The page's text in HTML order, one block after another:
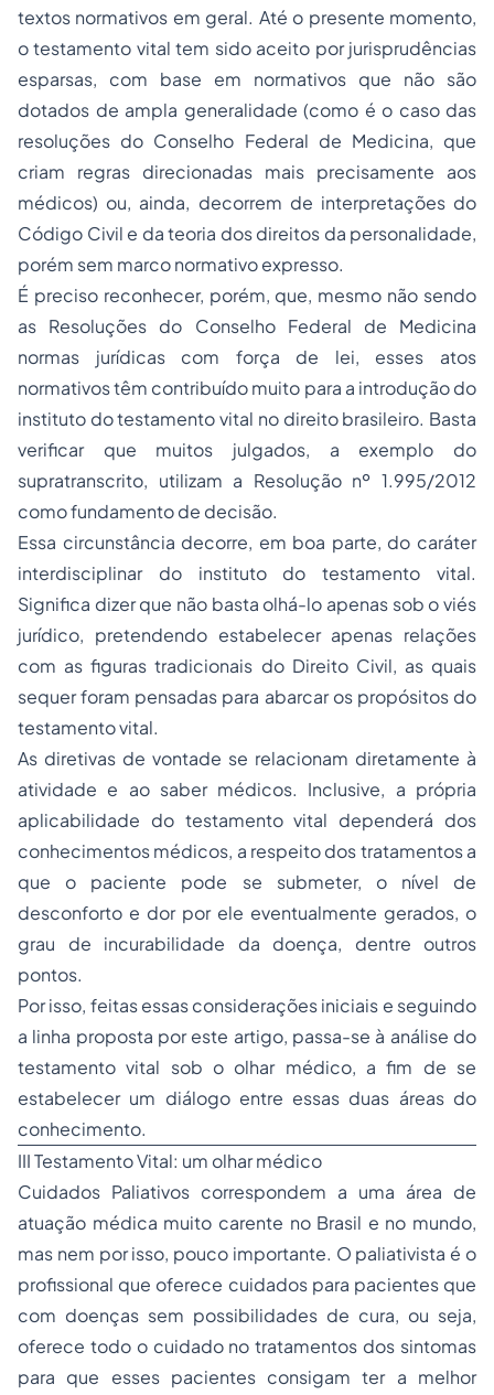
textos normativos em geral. Até o presente momento,
o testamento vital tem sido aceito por jurisprudências
esparsas, com base em normativos que não são
dotados de ampla generalidade (como é o caso das
resoluções do Conselho Federal de Medicina, que
criam regras direcionadas mais precisamente aos
médicos) ou, ainda, decorrem de interpretações do
Código Civil e da teoria dos direitos da personalidade,
porém sem marco normativo expresso.
É preciso reconhecer, porém, que, mesmo não sendo
as Resoluções do Conselho Federal de Medicina
normas jurídicas com força de lei, esses atos
normativos têm contribuído muito para a introdução do
instituto do testamento vital no direito brasileiro. Basta
verificar que muitos julgados, a exemplo do
supratranscrito, utilizam a Resolução nº 1.995/2012
como fundamento de decisão.
Essa circunstância decorre, em boa parte, do caráter
interdisciplinar do instituto do testamento vital.
Significa dizer que não basta olhá-lo apenas sob o viés
jurídico, pretendendo estabelecer apenas relações
com as figuras tradicionais do Direito Civil, as quais
sequer foram pensadas para abarcar os propósitos do
testamento vital.
As diretivas de vontade se relacionam diretamente à
atividade e ao saber médicos. Inclusive, a própria
aplicabilidade do testamento vital dependerá dos
conhecimentos médicos, a respeito dos tratamentos a
que o paciente pode se submeter, o nível de
desconforto e dor por ele eventualmente gerados, o
grau de incurabilidade da doença, dentre outros
pontos.
Por isso, feitas essas considerações iniciais e seguindo
a linha proposta por este artigo, passa-se à análise do
testamento vital sob o olhar médico, a fim de se
estabelecer um diálogo entre essas duas áreas do
conhecimento.
III Testamento Vital: um olhar médico
Cuidados Paliativos correspondem a uma área de
atuação médica muito carente no Brasil e no mundo,
mas nem por isso, pouco importante. O paliativista é o
profissional que oferece cuidados para pacientes que
com doenças sem possibilidades de cura, ou seja,
oferece todo o cuidado no tratamentos dos sintomas
para que esses pacientes consigam ter a melhor